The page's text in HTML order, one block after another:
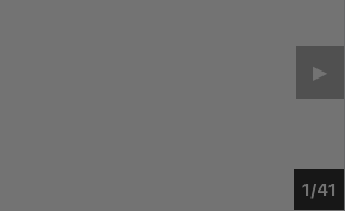
1/34
▶︎